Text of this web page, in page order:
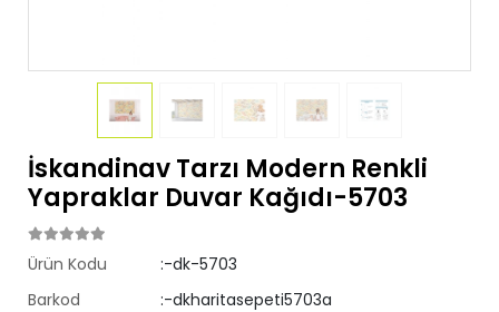
İskandinav Tarzı Modern Renkli
Yapraklar Duvar Kağıdı-5703
Ürün Kodu
:-dk-5703
Barkod
:-dkharitasepeti5703a